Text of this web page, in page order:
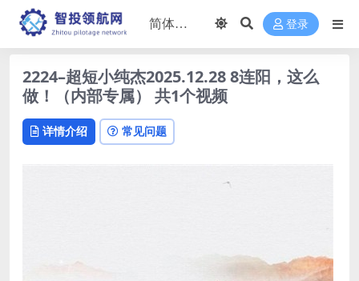
登录
2224–超短小纯杰2025.12.28 8连阳，这么
做！（内部专属） 共1个视频
详情介绍 常见问题